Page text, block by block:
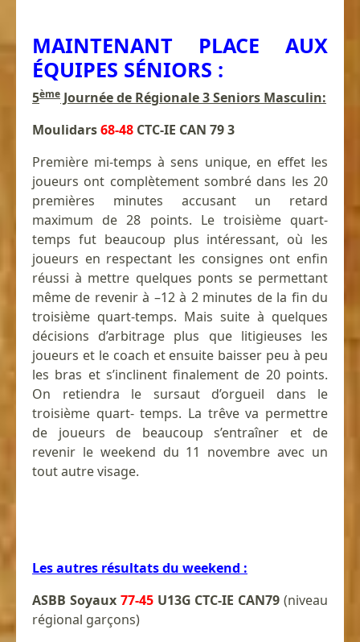
MAINTENANT PLACE AUX
ÉQUIPES SÉNIORS :
5ème Journée de Régionale 3 Seniors Masculin:
Moulidars68-48 CTC-IE CAN 79 3
Première mi-temps à sens unique, en effet les
joueurs ont complètement sombré dans les 20
premières minutes accusant un retard
maximum de 28 points. Le troisième quart-
temps fut beaucoup plus intéressant, où les
joueurs en respectant les consignes ont enfin
réussi à mettre quelques ponts se permettant
même de revenir à –12 à 2 minutes de la fin du
troisième quart-temps. Mais suite à quelques
décisions d’arbitrage plus que litigieuses les
joueurs et le coach et ensuite baisser peu à peu
les bras et s’inclinent finalement de 20 points.
On retiendra le sursaut d’orgueil dans le
troisième quart- temps. La trêve va permettre
de joueurs de beaucoup s’entraîner et de
revenir le weekend du 11 novembre avec un
tout autre visage.
Les autres résultats du weekend :
ASBB Soyaux 77-45U13G CTC-IE CAN79(niveau
régional garçons)